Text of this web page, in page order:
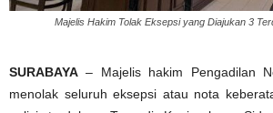
Majelis Hakim Tolak Eksepsi yang Diajukan 3
SURABAYA – Majelis hakim Pengadilan
menolak seluruh eksepsi atau nota